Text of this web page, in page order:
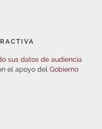
sus datos de audiencia
el apoyo del Gobierno